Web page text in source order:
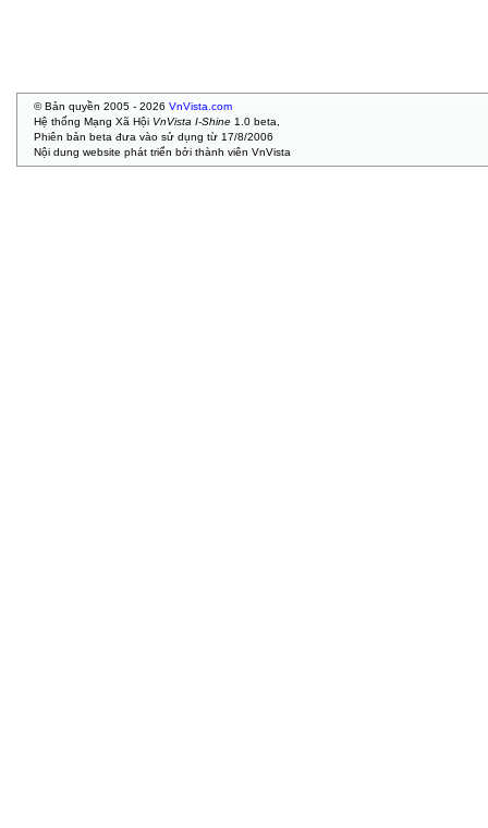
© Bản quyền 2005 - 2026 VnVista.com
Hệ thống Mạng Xã Hội VnVista I-Shine 1.0 beta,
Phiên bản beta đưa vào sử dụng từ 17/8/2006
Nội dung website phát triển bởi thành viên VnVista